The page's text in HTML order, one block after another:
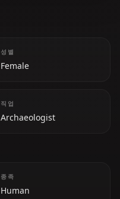
성별
Female
직업
Archaeologist
종족
Human